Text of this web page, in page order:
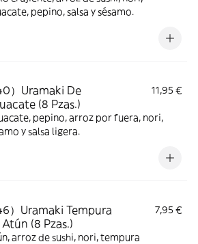
pepino, salsa y sésamo.
40）Uramaki De
(8 Pzas.)
11,95 €
pepino, arroz por fuera, nori,
y salsa ligera.
46）Uramaki Tempura
Atún (8 Pzas.)
7,95 €
arroz de sushi, nori, tempura